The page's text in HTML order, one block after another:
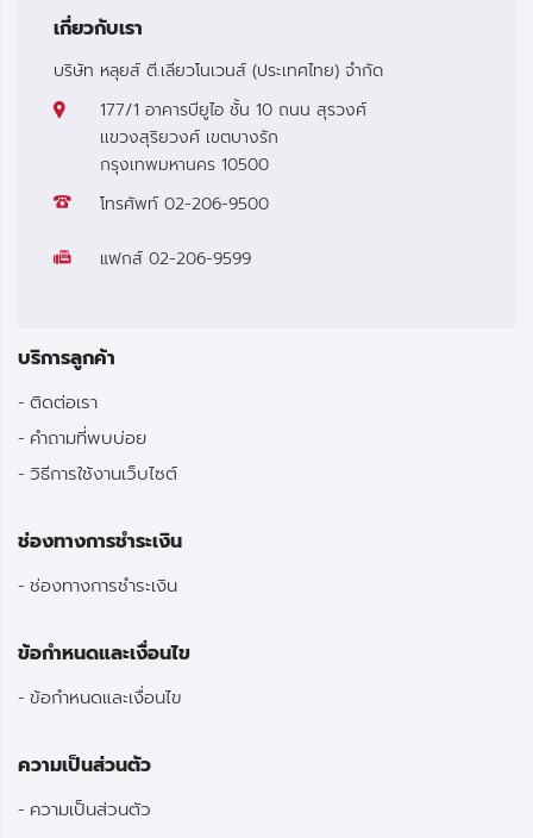
เกี่ยวกับเรา
บริษัท หลุยส์ ตี.เลียวโนเวนส์ (ประเทศไทย) จำกัด
177/1 อาคารบียูไอ ชั้น 10 ถนน สุรวงศ์
เเขวงสุริยวงศ์ เขตบางรัก
กรุงเทพมหานคร 10500
โทรศัพท์ 02-206-9500
แฟกส์ 02-206-9599
บริการลูกค้า
ติดต่อเรา
คำถามที่พบบ่อย
วิธีการใช้งานเว็บไซต์
ช่องทางการชำระเงิน
ช่องทางการชำระเงิน
ข้อกำหนดและเงื่อนไข
ข้อกำหนดและเงื่อนไข
ความเป็นส่วนตัว
ความเป็นส่วนตัว